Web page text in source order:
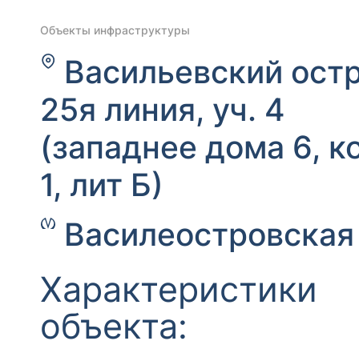
Объекты инфраструктуры
Васильевский
25я линия, уч. 4
(западнее дома 6,
1, лит Б)
Василеостровская
Характеристики
объекта: